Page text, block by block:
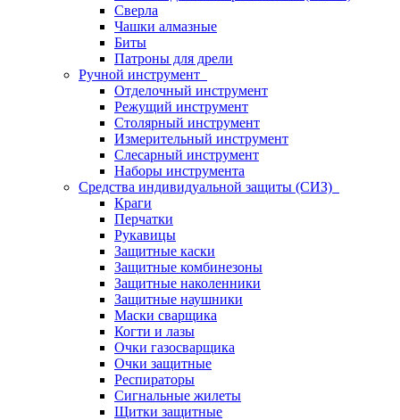
Сверла
Чашки алмазные
Биты
Патроны для дрели
Ручной инструмент
Отделочный инструмент
Режущий инструмент
Столярный инструмент
Измерительный инструмент
Слесарный инструмент
Наборы инструмента
Средства индивидуальной защиты (СИЗ)
Краги
Перчатки
Рукавицы
Защитные каски
Защитные комбинезоны
Защитные наколенники
Защитные наушники
Маски сварщика
Когти и лазы
Очки газосварщика
Очки защитные
Респираторы
Сигнальные жилеты
Щитки защитные